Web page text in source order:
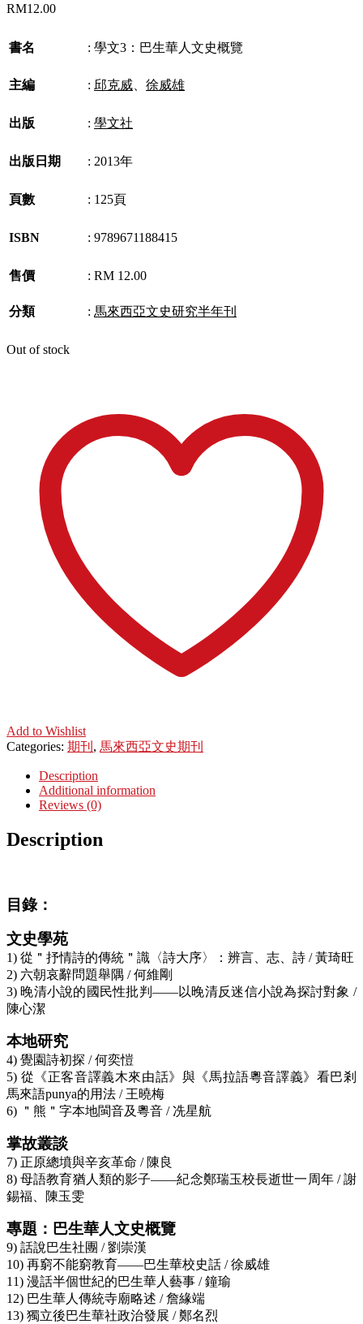
RM12.00
書名 : 學文3：巴生華人文史概覽
主編 : 邱克威 徐威雄
出版 : 學文社
出版日期 : 2013年
頁數 : 125頁
ISBN : 9789671188415
售價 : RM 12.00
分類 : 馬來西亞文史研究半年刊
Out of stock
Add to Wishlist
Categories: 期刊 , 馬來西亞文史期刊
Description
Additional information
Reviews (0)
Description
目錄：
文史學苑
1) 從＂抒情詩的傳統＂識〈詩大序〉：辨言、志、詩 / 黃琦旺
2) 六朝哀辭問題舉隅 / 何維剛
3) 晚清小說的國民性批判——以晚清反迷信小說為探討對象 /
陳心潔
本地研究
4) 覺園詩初探 / 何奕愷
5) 從《正客音譯義木來由話》與《馬拉語粵音譯義》看巴剎
馬來語punya的用法 / 王曉梅
6) ＂熊＂字本地閩音及粵音 / 冼星航
掌故叢談
7) 正原總墳與辛亥革命 / 陳良
8) 母語教育猶人類的影子——紀念鄭瑞玉校長逝世一周年 / 謝
錫福、陳玉雯
專題：巴生華人文史概覽
9) 話說巴生社團 / 劉崇漢
10) 再窮不能窮教育——巴生華校史話 / 徐威雄
11) 漫話半個世紀的巴生華人藝事 / 鐘瑜
12) 巴生華人傳統寺廟略述 / 詹緣端
13) 獨立後巴生華社政治發展 / 鄭名烈